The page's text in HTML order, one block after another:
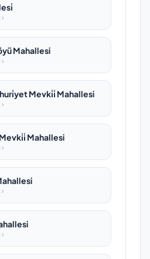
Mahallesi
Mevki̇i̇ Mahallesi
Mahallesi